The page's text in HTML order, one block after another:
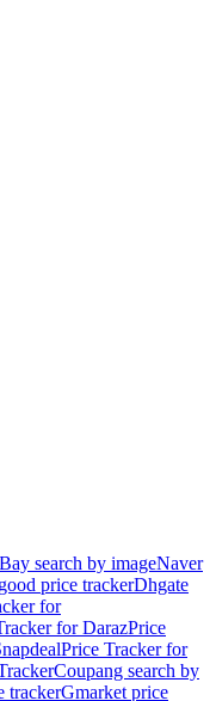
search by imageNaver
price trackerDhgate
for
for DarazPrice
Price Tracker for
Coupang search by
trackerGmarket price